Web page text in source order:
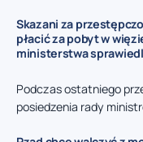
Skazani za
płacić za pobyt w
ministerstwa
Podczas ostatniego
posiedzenia rady